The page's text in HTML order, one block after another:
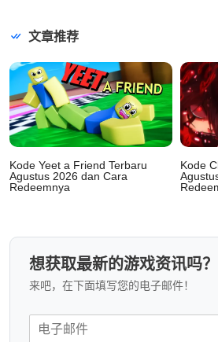
文章推荐
Kode Yeet a Friend Terbaru
Agustus 2026 dan Cara
Redeemnya
Kode
想获取最新的游戏资讯吗？
来吧，在下面填写您的电子邮件！